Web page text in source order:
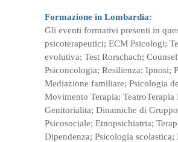
Formazione in Lombardia:
Gli eventi formativi presenti in
psicoterapeutici; ECM Psicologi;
evolutiva; Test Rorschach;
Psiconcologia; Resilienza; Ipnosi;
Mediazione familiare; Psicologia
Movimento Terapia;
Genitorialita; Dinamiche di
Psicosociale; Etnopsichiatria;
Dipendenza; Psicologia